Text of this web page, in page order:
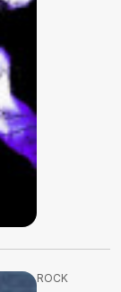
ROCK